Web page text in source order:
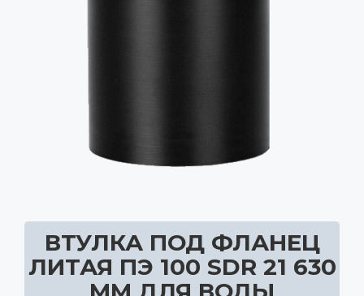
ВТУЛКА ПОД ФЛАНЕЦ
ЛИТАЯ ПЭ 100 SDR 21 630